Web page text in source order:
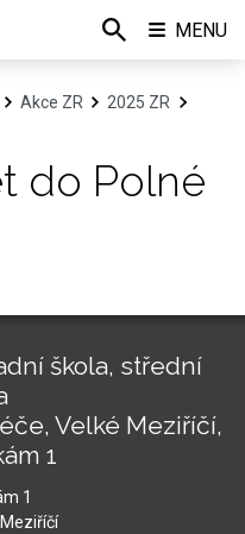
Akce ZR
2025 ZR
do Polné
škola, střední
Velké Meziříčí,
1
1
MENU